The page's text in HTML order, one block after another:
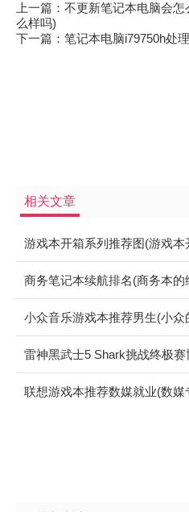
上一篇： 不更新笔记本电脑会
么样吗)
下一篇： 笔记本电脑i79750h处
相关文章
游戏本开箱系列推荐图(游戏本
图)
商务笔记本续航排名(商务本的
小众音乐游戏本推荐男生(小众
雷神黑武士5 Shark挑战终极赛
联想游戏本推荐数媒就业(数媒